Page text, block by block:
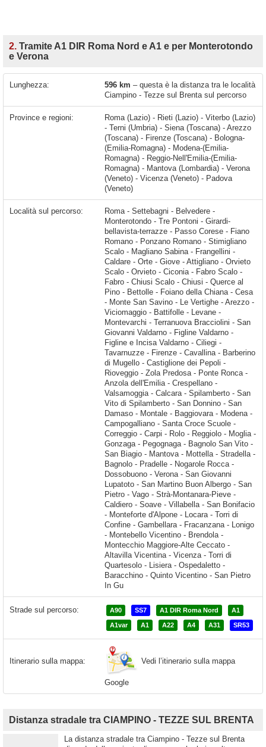
2. Tramite A1 DIR Roma Nord e A1 e per Monterotondo
e Verona
Lunghezza: 596 km – questa è la distanza tra le località
Ciampino - Tezze sul Brenta sul percorso
Province e regioni:
Roma (Lazio) - Rieti (Lazio) - Viterbo (Lazio)
- Terni (Umbria) - Siena (Toscana) - Arezzo
(Toscana) - Firenze (Toscana) - Bologna-
(Emilia-Romagna) - Modena-(Emilia-
Romagna) - Reggio-Nell'Emilia-(Emilia-
Romagna) - Mantova (Lombardia) - Verona
(Veneto) - Vicenza (Veneto) - Padova
(Veneto)
Località sul percorso: Roma - Settebagni - Belvedere - Monterotondo - Tre Pontoni - Girardi-bellavista-terrazze - Passo Corese - Fiano Romano - Ponzano Romano - Stimigliano Scalo - Magliano Sabina - Frangellini - Caldare - Orte - Giove - Attigliano - Orvieto Scalo - Orvieto - Ciconia - Fabro Scalo - Fabro - Chiusi Scalo - Chiusi - Querce al Pino - Bettolle - Foiano della Chiana - Cesa - Monte San Savino - Le Vertighe - Arezzo - Viciomaggio - Battifolle - Levane - Montevarchi - Terranuova Bracciolini - San Giovanni Valdarno - Figline Valdarno
Strade sul percorso: A90 SS7 A1 DIR Roma Nord A1
A1var A1 A22 A4 A31 SR53
Itinerario sulla mappa: Vedi l’itinerario sulla mappa
Google
Distanza stradale tra CIAMPINO - TEZZE SUL BRENTA
La distanza stradale tra Ciampino - Tezze sul Brenta